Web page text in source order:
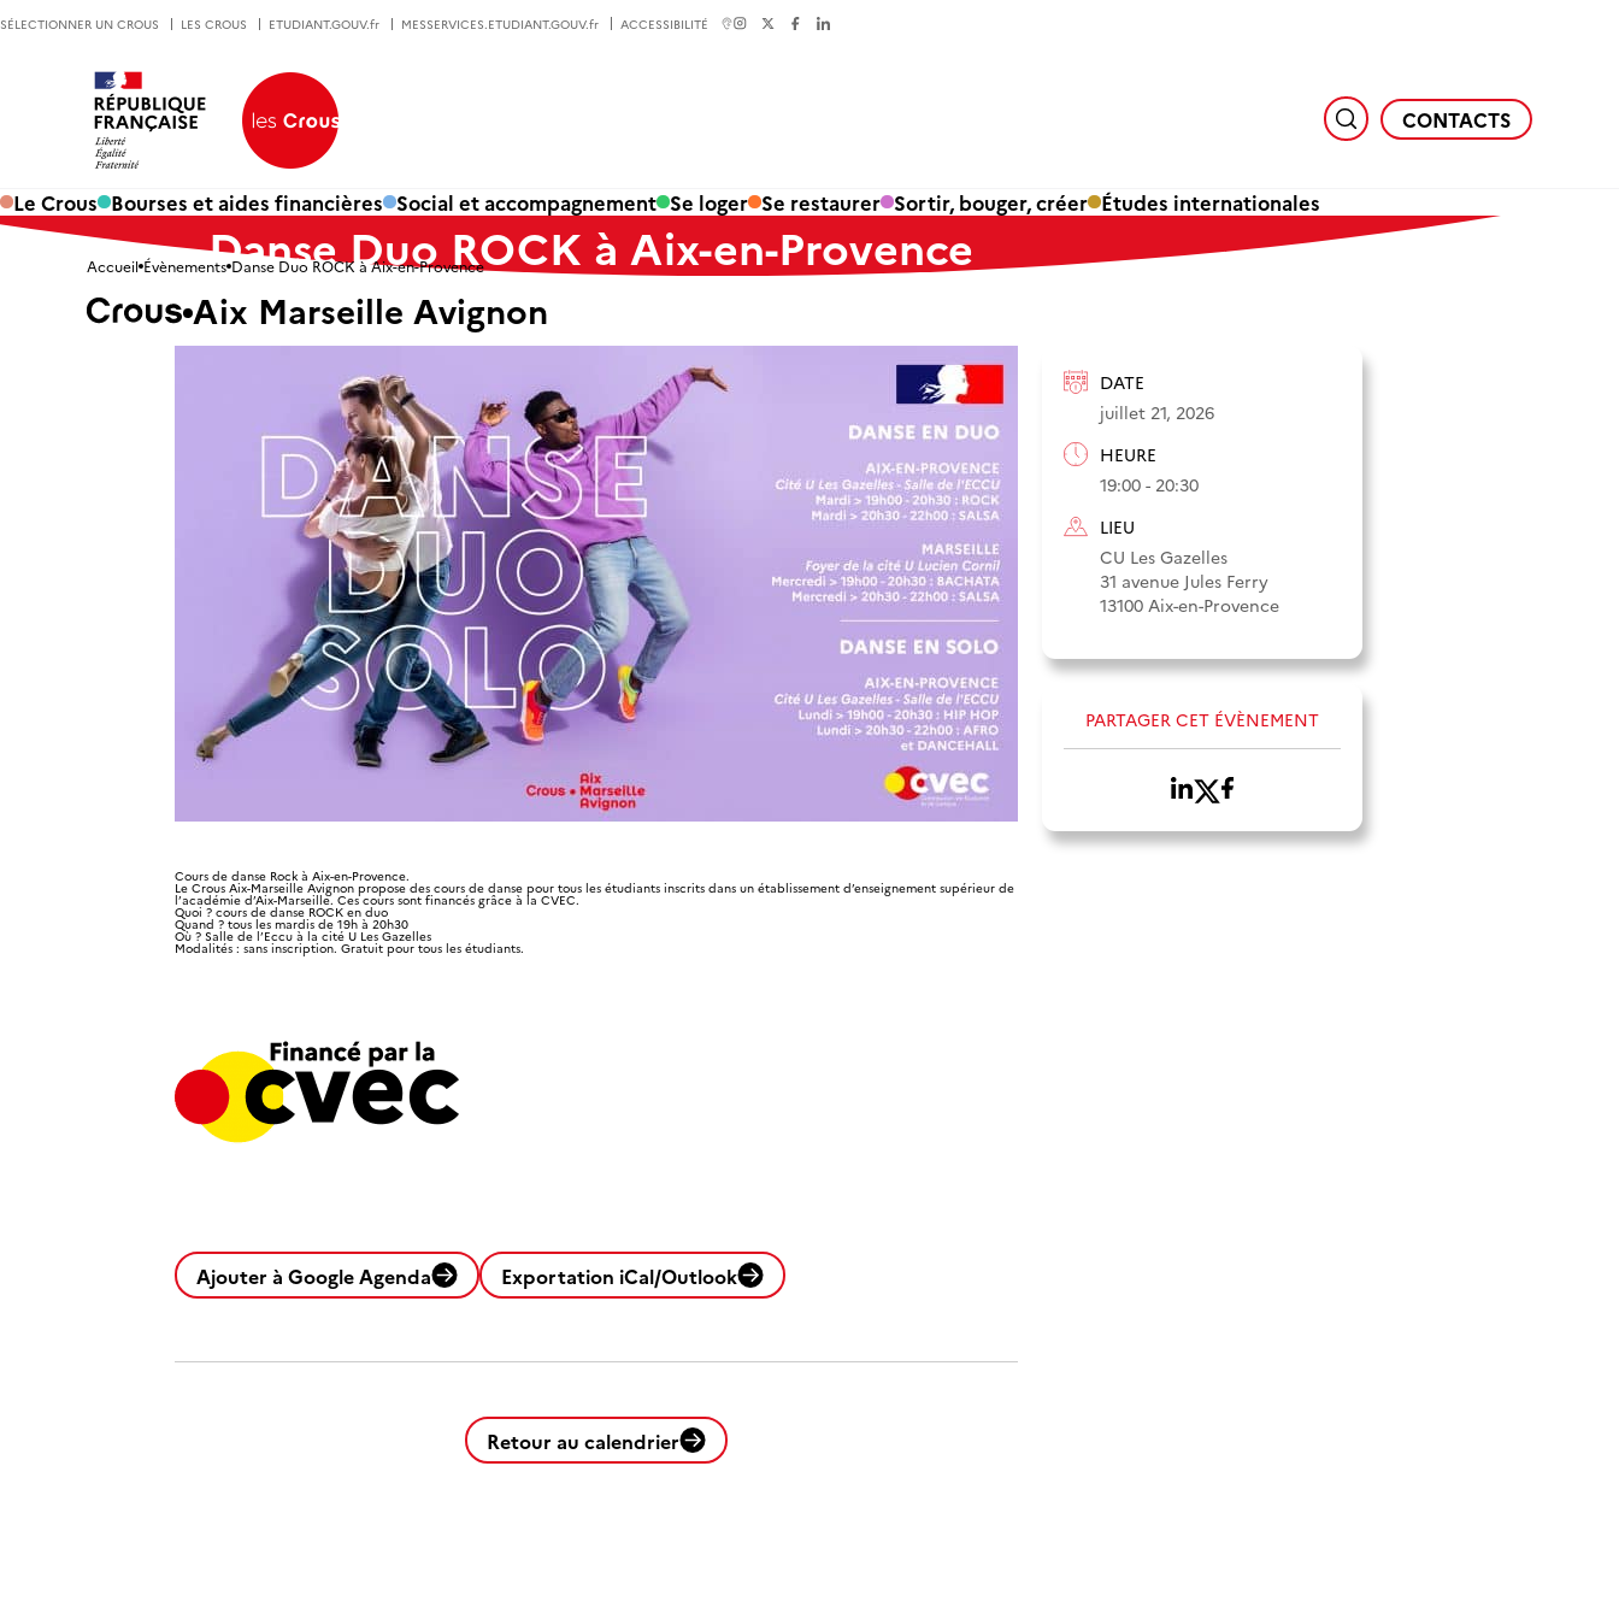
SÉLECTIONNER UN CROUS LES CROUS ETUDIANT.GOUV.fr MESSERVICES.ETUDIANT.GOUV.fr ACCESSIBILITÉ
CONTACTS
Le Crous Bourses et aides financières Social et accompagnement Se loger Se restaurer Sortir, bouger, créer Études internationales
Accueil Évènements Danse Duo ROCK à Aix-en-Provence
Aix Marseille Avignon
Danse Duo ROCK à Aix-en-Provence
DATE
juillet 21, 2026
HEURE
19:00 - 20:30
LIEU
CU Les Gazelles
31 avenue Jules Ferry
13100 Aix-en-Provence
PARTAGER CET ÉVÈNEMENT
Cours de danse Rock à Aix-en-Provence.
Le Crous Aix-Marseille Avignon propose des cours de danse pour tous les étudiants inscrits dans un établissement d’enseignement supérieur de
l’académie d’Aix-Marseille. Ces cours sont financés grâce à la CVEC.
Quoi ? cours de danse ROCK en duo
Quand ? tous les mardis de 19h à 20h30
Où ? Salle de l’Eccu à la cité U Les Gazelles
Modalités : sans inscription. Gratuit pour tous les étudiants.
Ajouter à Google Agenda Exportation iCal/Outlook
Retour au calendrier